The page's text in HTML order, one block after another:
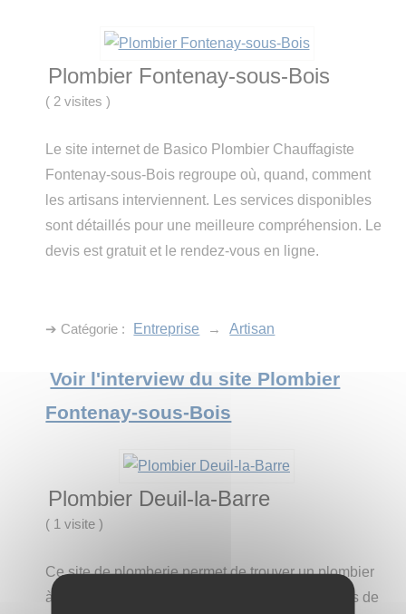
Plombier Fontenay-sous-Bois
( 2 visites)
Le site internet de Basico Plombier Chauffagiste
Fontenay-sous-Bois regroupe où, quand, comment
les artisans interviennent. Les services disponibles
sont détaillés pour une meilleure compréhension. Le
devis est gratuit et le rendez-vous en ligne.
➔ Catégorie : Entreprise → Artisan
Voir l'interview du site Plombier
Fontenay-sous-Bois
Plombier Deuil-la-Barre
( 1 visite)
Ce site de plomberie permet de trouver un plombier
à proximité du client. Les services sont expliqués de